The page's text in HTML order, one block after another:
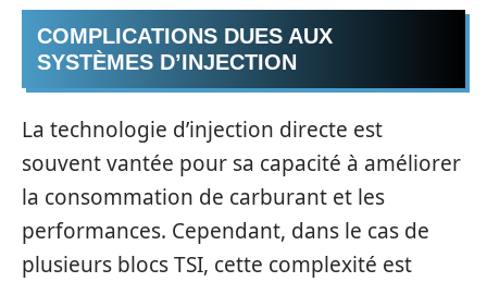
COMPLICATIONS DUES AUX
SYSTÈMES D’INJECTION
La technologie d’injection directe est
souvent vantée pour sa capacité à améliorer
la consommation de carburant et les
performances. Cependant, dans le cas de
plusieurs blocs TSI, cette complexité est